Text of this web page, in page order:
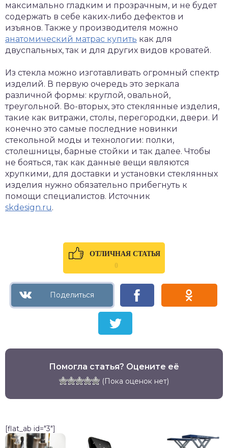
максимально гладким и прозрачным, и не будет
содержать в себе каких-либо дефектов и
изъянов. Также у производителя можно
анатомический матрас купить как для
двуспальных, так и для других видов кроватей.
Из стекла можно изготавливать огромный спектр
изделий. В первую очередь это зеркала
различной формы: круглой, овальной,
треугольной. Во-вторых, это стеклянные изделия,
такие как витражи, столы, перегородки, двери. И
конечно это самые последние новинки
стекольной моды и технологии: полки,
столешницы, барные стойки и так далее. Чтобы
не бояться, так как данные вещи являются
хрупкими, для доставки и установки стеклянных
изделия нужно обязательно прибегнуть к
помощи специалистов. Источник
skdesign.ru.
ОТЛИЧНАЯ СТАТЬЯ
0
Помогла статья? Оцените её
(Пока оценок нет)
[flat_ab id="3"]